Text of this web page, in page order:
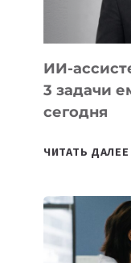
ИИ-
3 задачи
сегодня
ЧИТАТЬ ДАЛЕЕ